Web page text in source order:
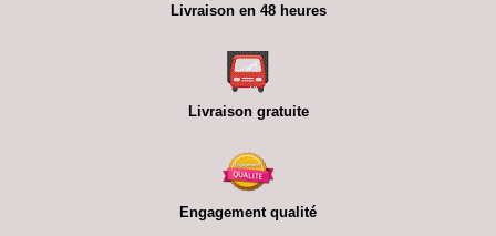
Livraison en 48 heures
Livraison gratuite
Engagement qualité